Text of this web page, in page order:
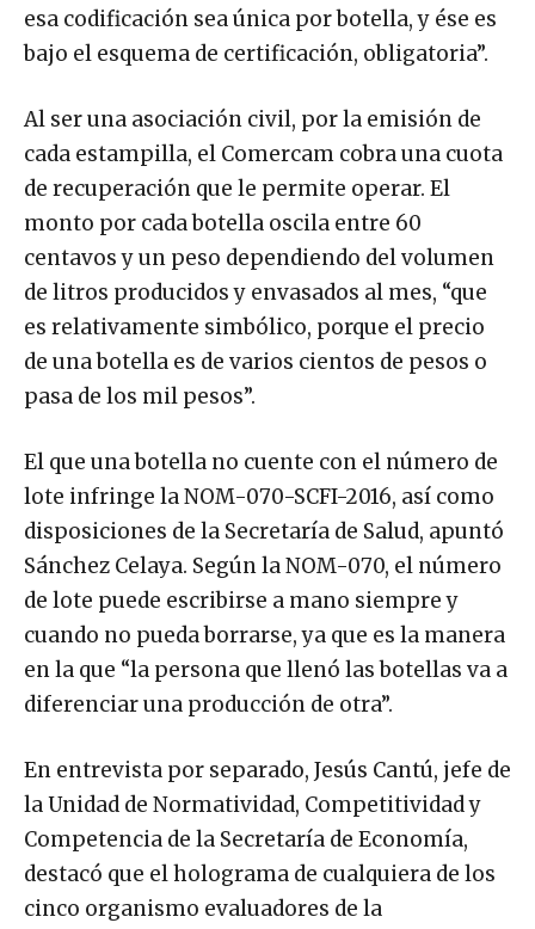
esa codificación sea única por botella, y ése es
bajo el esquema de certificación, obligatoria”.
Al ser una asociación civil, por la emisión de
cada estampilla, el Comercam cobra una cuota
de recuperación que le permite operar. El
monto por cada botella oscila entre 60
centavos y un peso dependiendo del volumen
de litros producidos y envasados al mes, “que
es relativamente simbólico, porque el precio
de una botella es de varios cientos de pesos o
pasa de los mil pesos”.
El que una botella no cuente con el número de
lote infringe la NOM-070-SCFI-2016, así como
disposiciones de la Secretaría de Salud, apuntó
Sánchez Celaya. Según la NOM-070, el número
de lote puede escribirse a mano siempre y
cuando no pueda borrarse, ya que es la manera
en la que “la persona que llenó las botellas va a
diferenciar una producción de otra”.
En entrevista por separado, Jesús Cantú, jefe de
la Unidad de Normatividad, Competitividad y
Competencia de la Secretaría de Economía,
destacó que el holograma de cualquiera de los
cinco organismo evaluadores de la